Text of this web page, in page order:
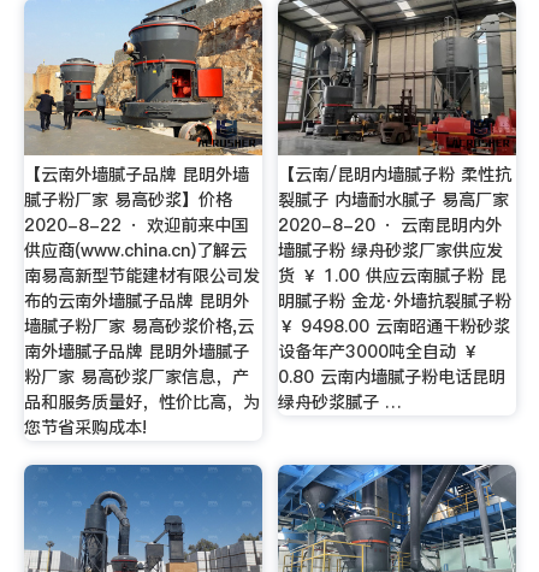
【云南外墙腻子品牌 昆明外墙
腻子粉厂家 易高砂浆】价格
2020-8-22 · 欢迎前来中国
供应商(www.china.cn)了解云
南易高新型节能建材有限公司发
布的云南外墙腻子品牌 昆明外
墙腻子粉厂家 易高砂浆价格,云
南外墙腻子品牌 昆明外墙腻子
粉厂家 易高砂浆厂家信息，产
品和服务质量好，性价比高，为
您节省采购成本!
【云南/昆明内墙腻子粉 柔性抗
裂腻子 内墙耐水腻子 易高厂家
2020-8-20 · 云南昆明内外
墙腻子粉 绿舟砂浆厂家供应发
货 ￥ 1.00 供应云南腻子粉 昆
明腻子粉 金龙·外墙抗裂腻子粉
￥ 9498.00 云南昭通干粉砂浆
设备年产3000吨全自动 ￥
0.80 云南内墙腻子粉电话昆明
绿舟砂浆腻子 …